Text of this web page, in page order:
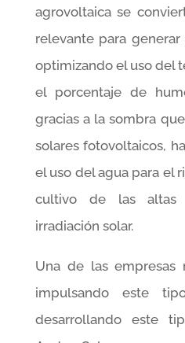
agrovoltaica se
relevante para
optimizando el uso del
el porcentaje de
gracias a la sombra
solares fotovoltaicos,
el uso del agua para el
cultivo de las altas
irradiación solar.
Una de las empresas
impulsando este
desarrollando este